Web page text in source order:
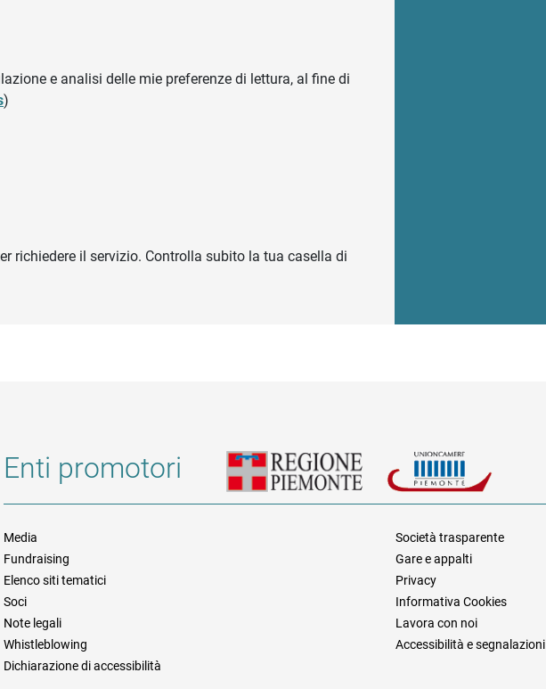
e analisi delle mie preferenze di lettura, al fine di
)
richiedere il servizio. Controlla subito la tua casella di
Enti promotori
Informazioni legali e trasparenza
Media
Società trasparente
Fundraising
Gare e appalti
Elenco siti tematici
Privacy
Soci
Informativa Cookies
Note legali
Lavora con noi
Whistleblowing
Accessibilità e segnalazioni
Dichiarazione di accessibilità